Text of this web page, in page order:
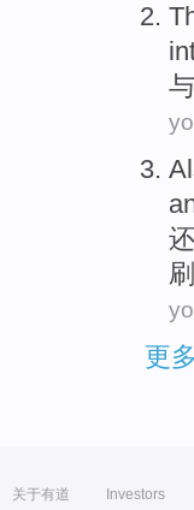
更
关于有道 Investors